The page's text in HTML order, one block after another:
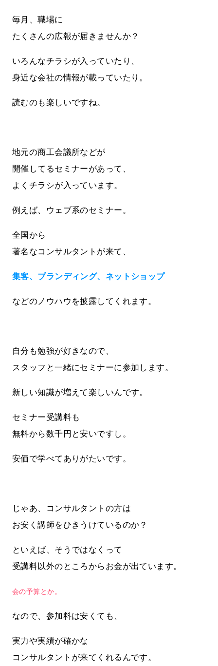
毎月、職場に
たくさんの広報が届きませんか？
いろんなチラシが入っていたり、
身近な会社の情報が載っていたり。
読むのも楽しいですね。
地元の商工会議所などが
開催してるセミナーがあって、
よくチラシが入っています。
例えば、ウェブ系のセミナー。
全国から
著名なコンサルタントが来て、
集客、ブランディング、ネットショップ
などのノウハウを披露してくれます。
自分も勉強が好きなので、
スタッフと一緒にセミナーに参加します。
新しい知識が増えて楽しいんです。
セミナー受講料も
無料から数千円と安いですし。
安価で学べてありがたいです。
じゃあ、コンサルタントの方は
お安く講師をひきうけているのか？
といえば、そうではなくって
受講料以外のところからお金が出ています。
会の予算とか。
なので、参加料は安くても、
実力や実績が確かな
コンサルタントが来てくれるんです。